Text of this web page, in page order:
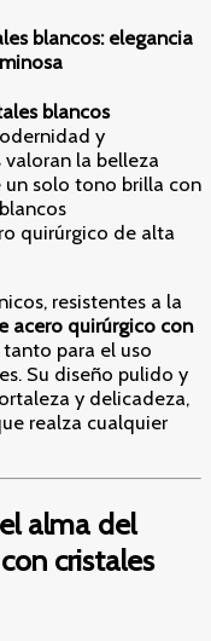
blancos: elegancia
blancos
y
la belleza
un solo tono brilla con
quirúrgico de alta
resistentes a la
acero quirúrgico con
para el uso
Su diseño pulido y
y delicadeza,
realza cualquier
alma del
cristales